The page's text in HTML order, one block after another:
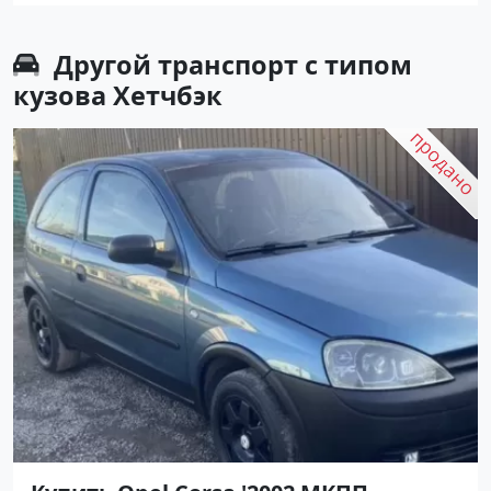
Другой транспорт с типом
кузова Хетчбэк